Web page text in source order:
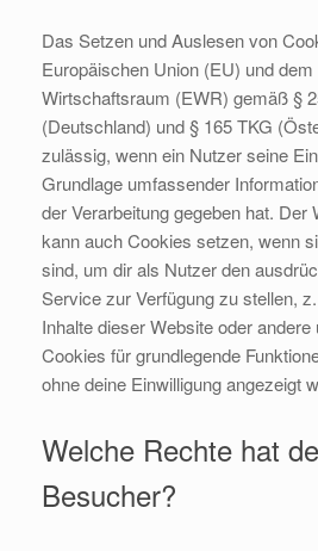
Das Setzen und Auslesen von
Europäischen Union (EU) und
Wirtschaftsraum (EWR) gemäß §
(Deutschland) und § 165 TKG
zulässig, wenn ein Nutzer seine
Grundlage umfassender
der Verarbeitung gegeben hat. Der
kann auch Cookies setzen, wenn
sind, um dir als Nutzer den
Service zur Verfügung zu stellen,
Inhalte dieser Website oder
Cookies für grundlegende
ohne deine Einwilligung angezeigt
Welche Rechte hat
Besucher?